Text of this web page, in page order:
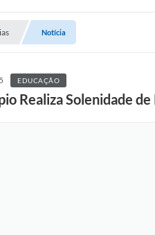
Notícia
EDUCAÇÃO
Realiza Solenidade